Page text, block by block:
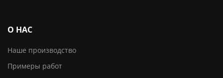
О НАС
Наше производство
Примеры работ